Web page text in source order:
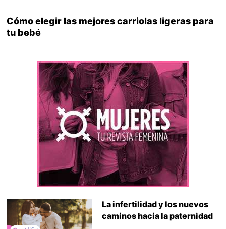
Cómo elegir las mejores carriolas ligeras para
tu bebé
La infertilidad y los nuevos
caminos hacia la paternidad